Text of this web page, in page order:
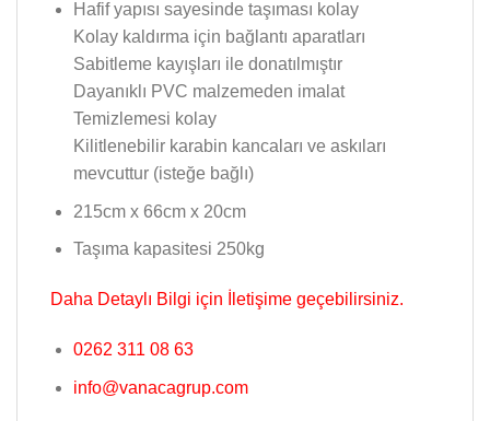
Hafif yapısı sayesinde taşıması kolay
Kolay kaldırma için bağlantı aparatları
Sabitleme kayışları ile donatılmıştır
Dayanıklı PVC malzemeden imalat
Temizlemesi kolay
Kilitlenebilir karabin kancaları ve askıları
mevcuttur (isteğe bağlı)
215cm x 66cm x 20cm
Taşıma kapasitesi 250kg
Daha Detaylı Bilgi için İletişime geçebilirsiniz.
0262 311 08 63
info@vanacagrup.com